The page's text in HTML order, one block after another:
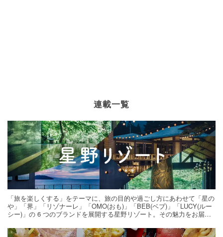
連載一覧
「旅を楽しくする」をテーマに、旅の目的や過ごし方にあわせて「星の
や」「界」「リゾナーレ」「OMO(おも)」「BEB(ベブ)」「LUCY(ルー
シー)」の 6 つのブランドを展開する星野リゾート。その魅力をお届け